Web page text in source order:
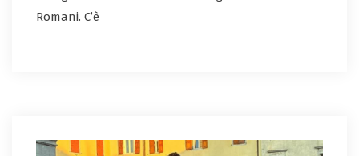
Romani. C’è